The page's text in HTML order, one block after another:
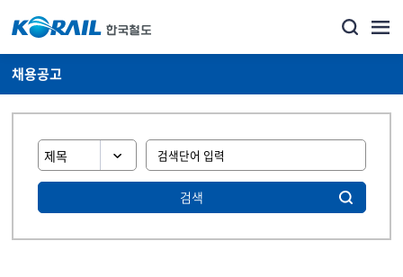
채용공고
검색